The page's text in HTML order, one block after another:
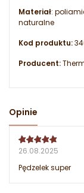
Materiał:
naturalne
Kod produktu:
Producent:
Opinie
26.08.2025
Pędzelek super